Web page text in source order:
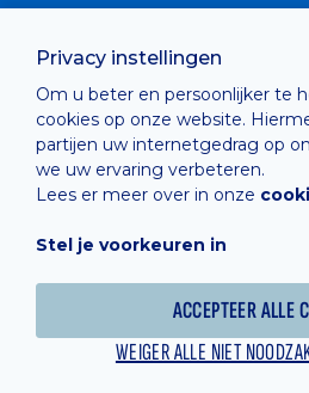
Privacy instellingen
Om u beter en persoonlijker te
cookies op onze website.
partijen uw internetgedrag op
we uw ervaring verbeteren.
Lees er meer over in onze
Stel je voorkeuren in
ACCEPTEER ALLE
WEIGER ALLE NIET
Privacy Policy
Cashless
verkoopsvoorwaarden
Cookie Policy
Hosted by Combell
Powered online by